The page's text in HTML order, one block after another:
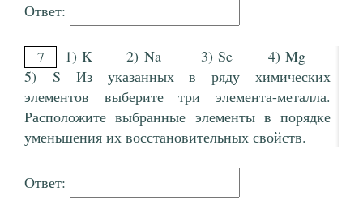
Ответ:
7
1) K 2) Na 3) Se 4) Mg
5) S Из указанных в ряду химических
элементов выберите три элемента-металла.
Расположите выбранные элементы в порядке
уменьшения их восстановительных свойств.
Ответ: